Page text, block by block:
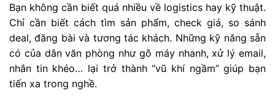
Bạn không cần biết quá nhiều về logistics hay kỹ thuật.
Chỉ cần biết cách tìm sản phẩm, check giá, so sánh
deal, đăng bài và tương tác khách. Những kỹ năng sẵn
có của dân văn phòng như gõ máy nhanh, xử lý email,
nhắn tin khéo… lại trở thành “vũ khí ngầm” giúp bạn
tiến xa trong nghề.